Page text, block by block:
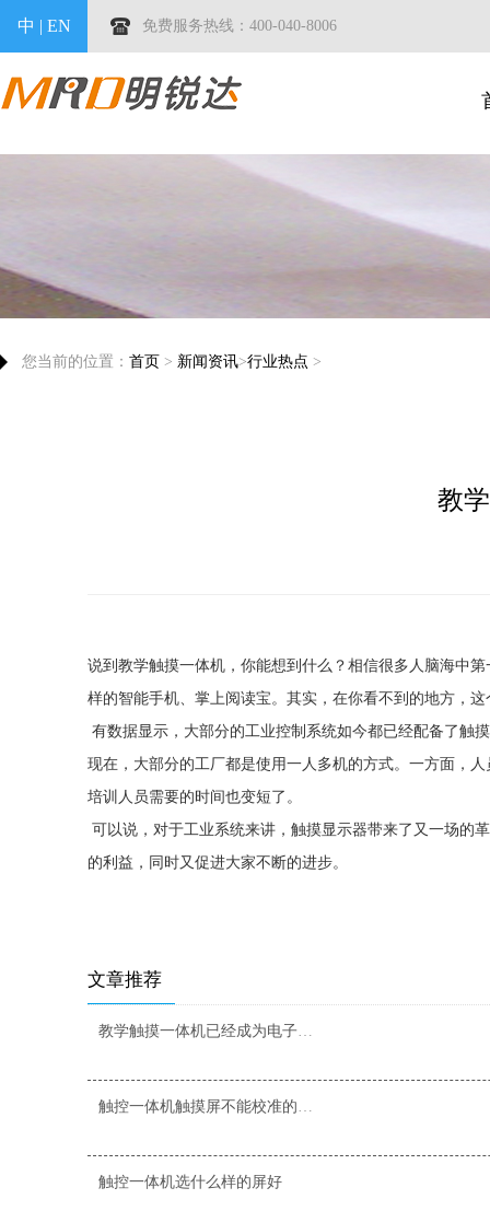
中 | EN 免费服务热线：400-040-8006
您当前的位置： 首页 > 新闻资讯>行业热点 >
教
说到教学触摸一体机，你能想到什么？相信很多人脑海中
样的智能手机、掌上阅读宝。其实，在你看不到的地方，
有数据显示，大部分的工业控制系统如今都已经配备了触
现在，大部分的工厂都是使用一人多机的方式。一方面，
培训人员需要的时间也变短了。
可以说，对于工业系统来讲，触摸显示器带来了又一场的
的利益，同时又促进大家不断的进步。
文章推荐
教学触摸一体机已经成为电子行业的主流技术
触控一体机触摸屏不能校准的原因
触控一体机选什么样的屏好